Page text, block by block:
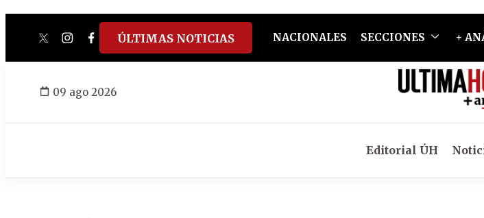
twitterinstagram
facebook
tiktokyoutube
spotify
ÚLTIMAS NOTICIAS NACIONALES SECCIONES +
09 ago 2026
Editorial ÚH